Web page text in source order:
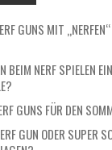
GUNS MIT
BEIM NERF SPIELEN
GUNS FÜR DEN
GUN ODER SUPER